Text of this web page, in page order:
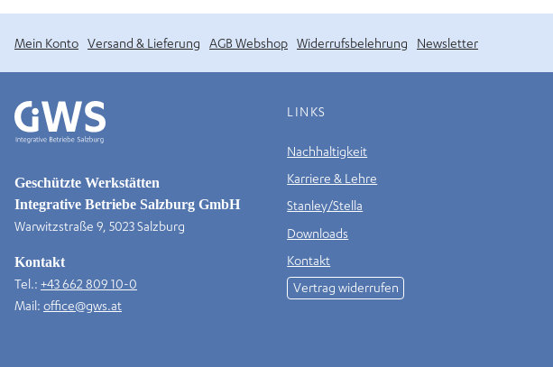
Mein Konto Versand & Lieferung AGB Webshop Widerrufsbelehrung Newsletter
Geschützte Werkstätten
Integrative Betriebe Salzburg GmbH
Warwitzstraße 9, 5023 Salzburg
Kontakt
Tel.: +43 662 809 10-0
Mail: office@gws.at
LINKS
Nachhaltigkeit
Karriere & Lehre
Stanley/Stella
Downloads
Kontakt
Vertrag widerrufen